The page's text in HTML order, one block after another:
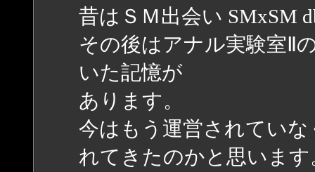
昔はＳＭ出会い SMxSM
その後はアナル実験室Ⅱ
いた記憶が
あります。
今はもう運営されてい
れてきたのかと思います